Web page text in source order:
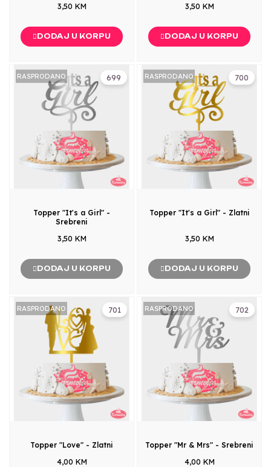
3,50 KM
DODAJ U KORPU
3,50 KM
DODAJ U KORPU
699
RASPRODANO
Topper "It's a Girl" -
Srebreni
3,50 KM
DODAJ U KORPU
700
RASPRODANO
Topper "It's a Girl" - Zlatni
3,50 KM
DODAJ U KORPU
701
RASPRODANO
Topper "Love" - Zlatni
4,00 KM
702
RASPRODANO
Topper "Mr & Mrs" - Srebreni
4,00 KM